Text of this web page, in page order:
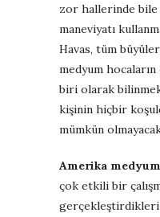
zor hallerinde bile
maneviyatı
Havas, tüm
medyum hocaların
biri olarak
kişinin hiçbir
mümkün
Amerika
çok etkili bir
gerçekleştirdikleri